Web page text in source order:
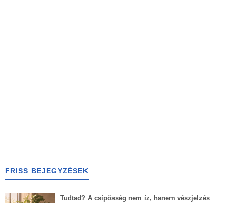
FRISS BEJEGYZÉSEK
Tudtad? A csípősség nem íz, hanem vészjelzés